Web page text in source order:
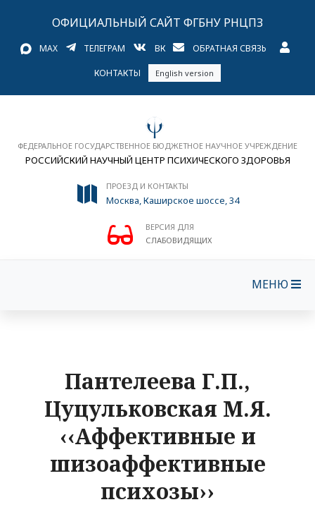
ОФИЦИАЛЬНЫЙ САЙТ ФГБНУ РНЦПЗ
MAX ТЕЛЕГРАМ ВК ОБРАТНАЯ СВЯЗЬ
КОНТАКТЫ English version
ФЕДЕРАЛЬНОЕ ГОСУДАРСТВЕННОЕ БЮДЖЕТНОЕ НАУЧНОЕ УЧРЕЖДЕНИЕ
РОССИЙСКИЙ НАУЧНЫЙ ЦЕНТР ПСИХИЧЕСКОГО ЗДОРОВЬЯ
ПРОЕЗД И КОНТАКТЫ
Москва, Каширское шоссе, 34
ВЕРСИЯ ДЛЯ
СЛАБОВИДЯЩИХ
МЕНЮ
Пантелеева Г.П.,
Цуцульковская М.Я.
‹‹Аффективные и
шизоаффективные
психозы››